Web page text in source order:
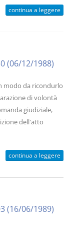
continua a leggere
(06/12/1988)
modo da ricondurlo
di volontà
giudiziale,
dell'atto
continua a leggere
(16/06/1989)